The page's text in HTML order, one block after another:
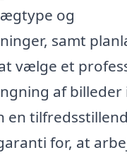
og
samt
vælge et
af billeder
en
for, at